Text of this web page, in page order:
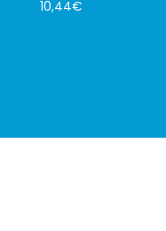
10,44€